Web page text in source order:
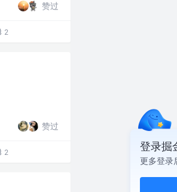
赞过
2
赞过
2 登录掘
更多登录